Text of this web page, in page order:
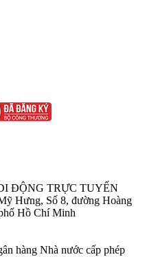
ĐỘNG TRỰC TUYẾN
Hưng, Số 8, đường Hoàng
Hồ Chí Minh
hàng Nhà nước cấp phép